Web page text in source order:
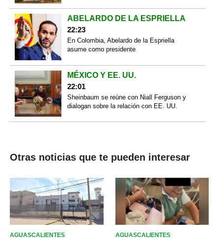
ABELARDO DE LA ESPRIELLA
22:23
En Colombia, Abelardo de la Espriella
asume como presidente
MÉXICO Y EE. UU.
22:01
Sheinbaum se reúne con Niall Ferguson y
dialogan sobre la relación con EE. UU.
Otras noticias que te pueden interesar
AGUASCALIENTES AGUASCALIENTES